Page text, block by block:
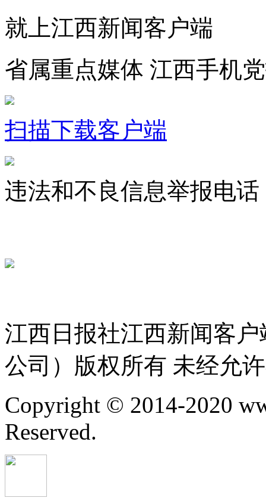
就上江西新闻客户端
省属重点媒体 江西手机
扫描下载客户端
违法和不良信息举报电
江西日报社江西新闻客
公司）版权所有 未经允
Copyright © 2014-2020
Reserved.